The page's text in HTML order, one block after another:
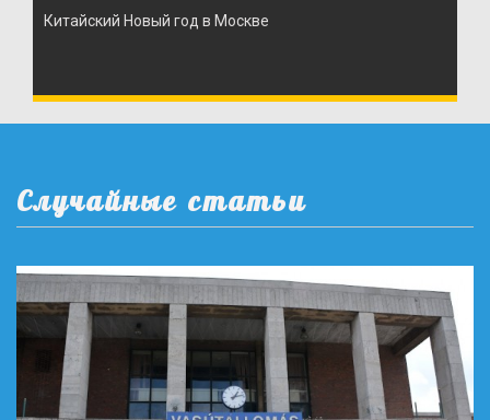
Китайский Новый год в Москве
Случайные статьи